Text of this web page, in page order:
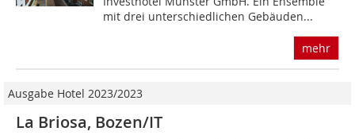
mit drei unterschiedlichen Gebäuden...
mehr
Ausgabe Hotel 2023/2023
La Briosa, Bozen/IT